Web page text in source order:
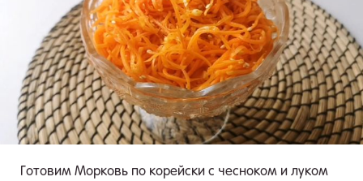
Готовим Морковь по корейски с чесноком и луком